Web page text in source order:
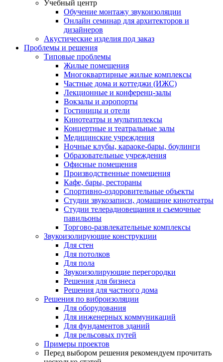
Учебный центр
Обучение монтажу звукоизоляции
Онлайн семинар для архитекторов и
дизайнеров
Акустические изделия под заказ
Проблемы и решения
Типовые проблемы
Жилые помещения
Многоквартирные жилые комплексы
Частные дома и коттеджи (ИЖС)
Лекционные и конференц-залы
Вокзалы и аэропорты
Гостиницы и отели
Кинотеатры и мультиплексы
Концертные и театральные залы
Медицинские учреждения
Ночные клубы, караоке-бары, боулинги
Образовательные учреждения
Офисные помещения
Производственные помещения
Кафе, бары, рестораны
Спортивно-оздоровительные объекты
Студии звукозаписи, домашние кинотеатры
Студии телерадиовещания и съемочные
павильоны
Торгово-развлекательные комплексы
Звукоизолирующие конструкции
Для стен
Для потолков
Для пола
Звукоизолирующие перегородки
Решения для бизнеса
Решения для частного дома
Решения по виброизоляции
Для оборудования
Для инженерных коммуникаций
Для фундаментов зданий
Для рельсовых путей
Примеры проектов
Перед выбором решения рекомендуем прочитать